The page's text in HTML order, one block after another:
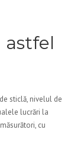
sticlă, nivelul de
lucrări la
cu